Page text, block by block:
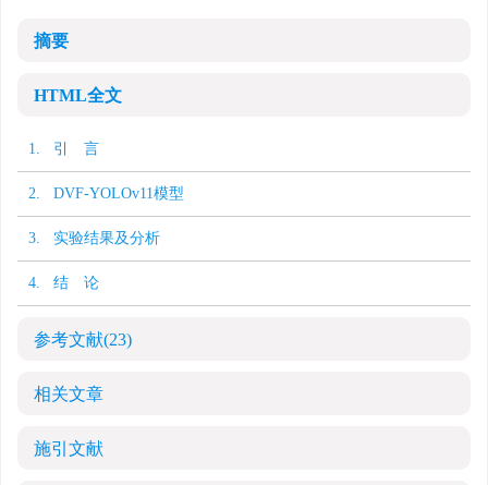
摘要
HTML全文
1. 引 言
2. DVF-YOLOv11模型
3. 实验结果及分析
4. 结 论
参考文献(23)
相关文章
施引文献